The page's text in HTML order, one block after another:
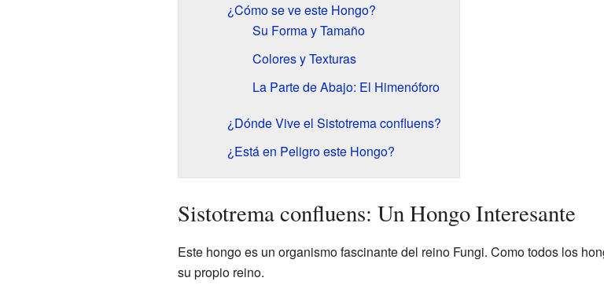
¿Cómo se ve este Hongo?
Su Forma y Tamaño
Colores y Texturas
La Parte de Abajo: El Himenóforo
¿Dónde Vive el Sistotrema confluens?
¿Está en Peligro este Hongo?
Sistotrema confluens: Un Hongo Interesante
Este hongo es un organismo fascinante del reino Fungi. Como todos los
su propio reino.